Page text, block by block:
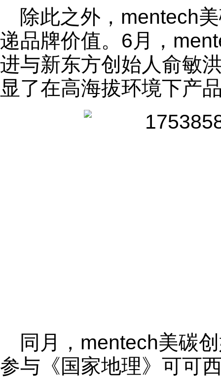
除此之外，mentech
递品牌价值。6月，
进与新东方创始人俞敏
显了在高海拔环境下产
同月，mentech美碳
参与《国家地理》可可